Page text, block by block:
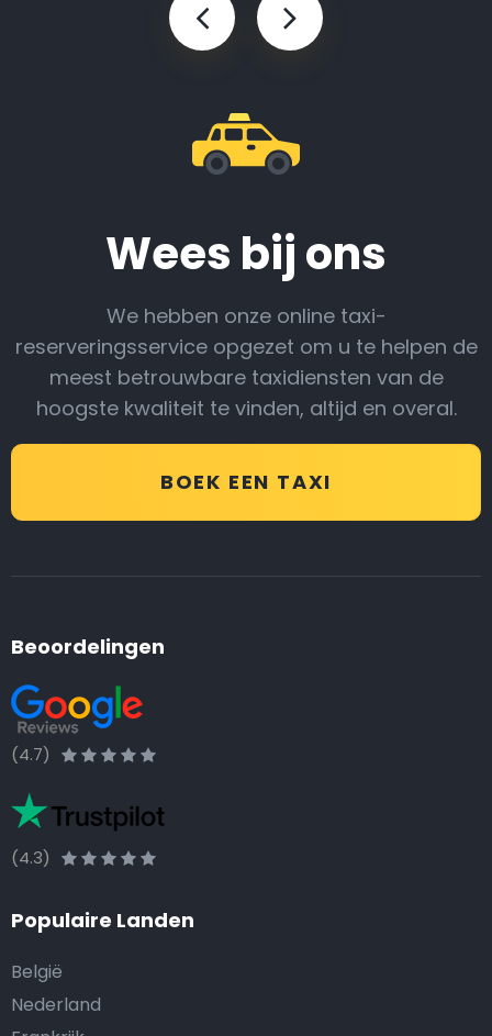
Wees bij ons
We hebben onze online taxi-
reserveringsservice opgezet om u te helpen de
meest betrouwbare taxidiensten van de
hoogste kwaliteit te vinden, altijd en overal.
BOEK EEN TAXI
Beoordelingen
(4.7)
(4.3)
Populaire Landen
België
Nederland